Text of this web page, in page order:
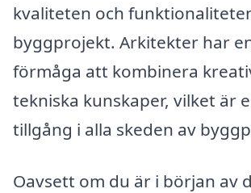
kvaliteten och
byggprojekt. Arkitekter har
förmåga att kombinera
tekniska kunskaper, vilket är
tillgång i alla skeden av
Oavsett om du är i början av